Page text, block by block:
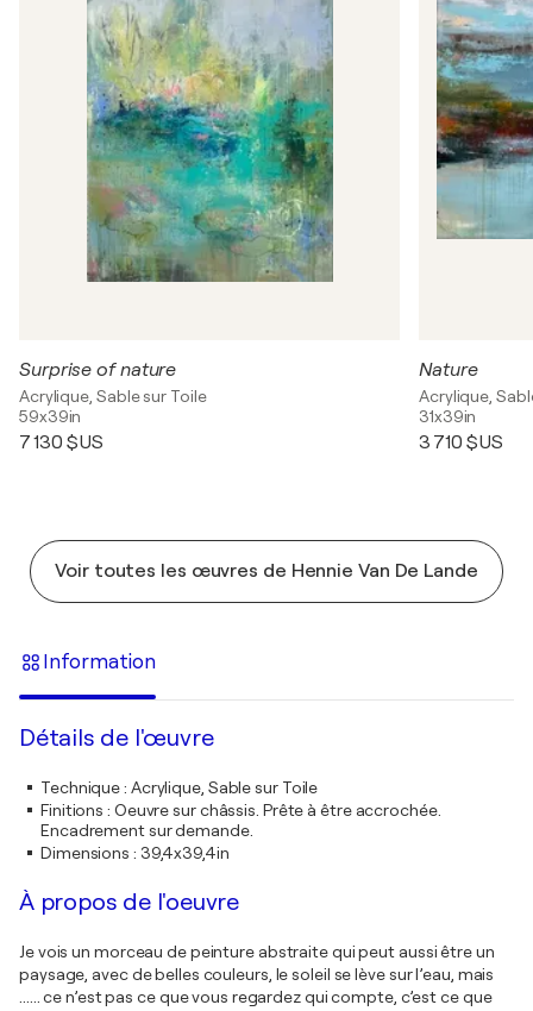
Surprise of nature
Acrylique, Sable sur Toile
59x39in
7 130 $US
Nature
Acrylique,
31x39in
3 710 $US
Voir toutes les œuvres de Hennie Van De Lande
Information
Détails de l'œuvre
Technique: Acrylique, Sable sur Toile
Finitions : Oeuvre sur châssis. Prête à être accrochée.
Encadrement sur demande.
Dimensions : 39,4x39,4in
À propos de l'oeuvre
Je vois un morceau de peinture abstraite qui peut aussi être un
paysage, avec de belles couleurs, le soleil se lève sur l’eau, mais
...... ce n’est pas ce que vous regardez qui compte, c’est ce que